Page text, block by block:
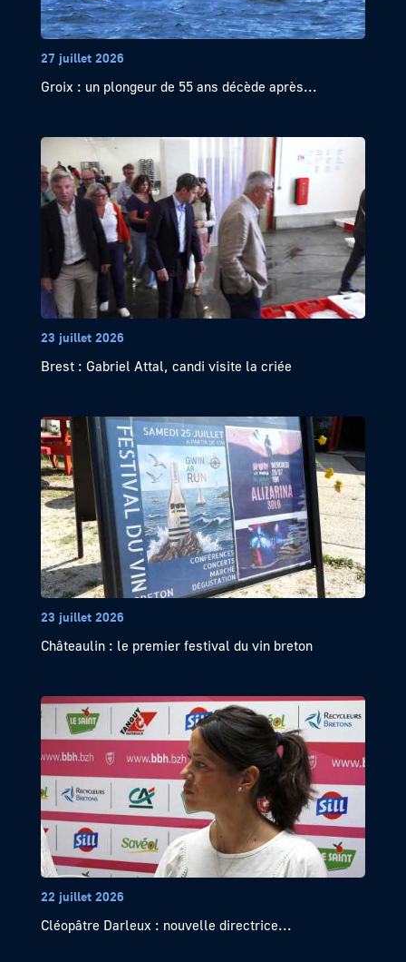
27 juillet 2026
Groix : un plongeur de 55 ans décède après...
23 juillet 2026
Brest : Gabriel Attal, candi visite la criée
23 juillet 2026
Châteaulin : le premier festival du vin breton
22 juillet 2026
Cléopâtre Darleux : nouvelle directrice...